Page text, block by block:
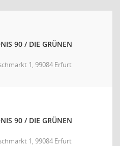
90 / DIE GRÜNEN
1, 99084 Erfurt
90 / DIE GRÜNEN
1, 99084 Erfurt